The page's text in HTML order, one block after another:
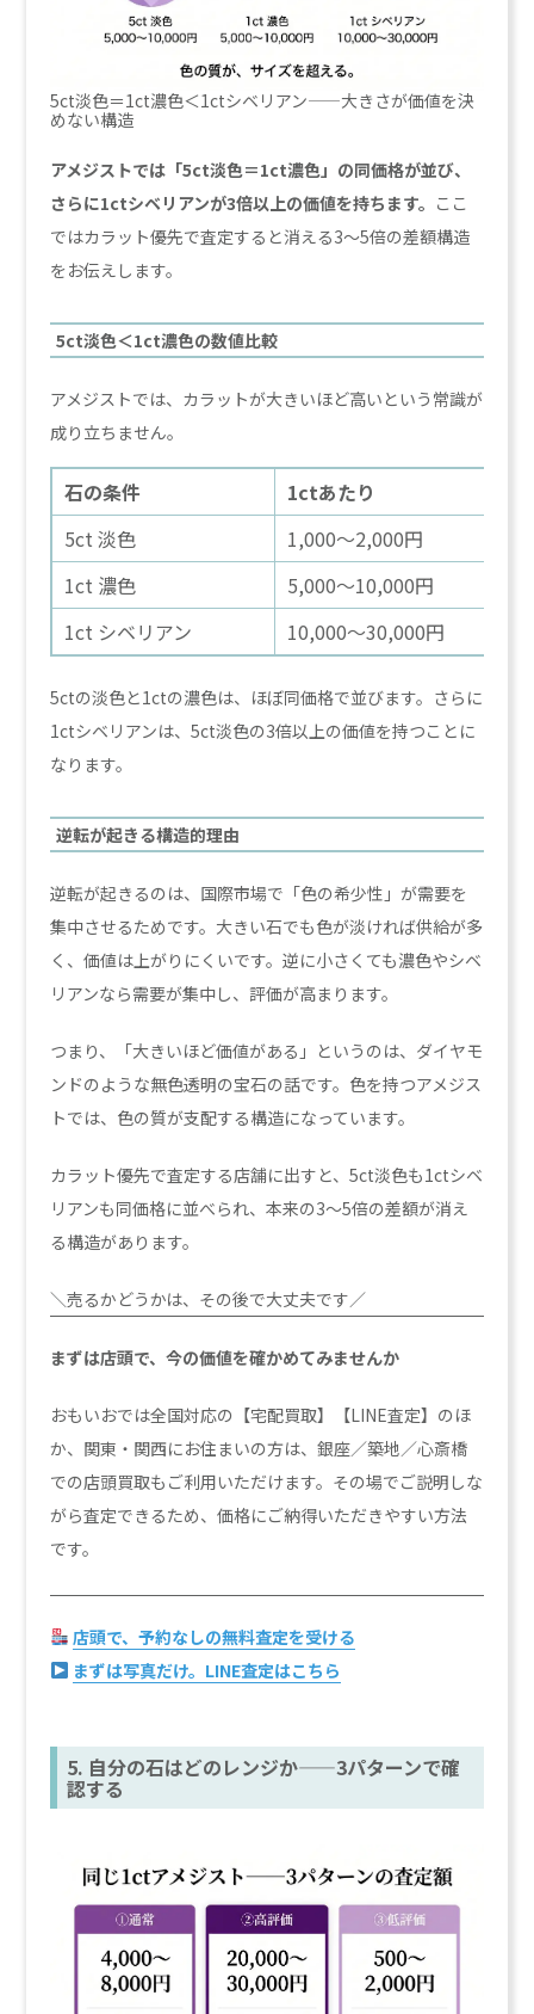
5ct淡色＝1ct濃色＜1ctシベリアン——大きさが価値を決
めない構造
アメジストでは「5ct淡色＝1ct濃色」の同価格が並び、
さらに1ctシベリアンが3倍以上の価値を持ちます。 ここ
ではカラット優先で査定すると消える3〜5倍の差額構造
をお伝えします。
5ct淡色＜1ct濃色の数値比較
アメジストでは、カラットが大きいほど高いという常識が
成り立ちません。
石の条件
1ctあたり
5ct 淡色
1,000〜2,000円
1ct 濃色
5,000〜10,000円
1ct シベリアン
10,000〜30,000円
5ctの淡色と1ctの濃色は、ほぼ同価格で並びます。さらに
1ctシベリアンは、5ct淡色の3倍以上の価値を持つことに
なります。
逆転が起きる構造的理由
逆転が起きるのは、国際市場で「色の希少性」が需要を
集中させるためです。大きい石でも色が淡ければ供給が多
く、価値は上がりにくいです。逆に小さくても濃色やシベ
リアンなら需要が集中し、評価が高まります。
つまり、「大きいほど価値がある」というのは、ダイヤモ
ンドのような無色透明の宝石の話です。色を持つアメジス
トでは、色の質が支配する構造になっています。
カラット優先で査定する店舗に出すと、5ct淡色も1ctシベ
リアンも同価格に並べられ、本来の3〜5倍の差額が消え
る構造があります。
＼売るかどうかは、その後で大丈夫です／
まずは店頭で、今の価値を確かめてみませんか
おもいおでは全国対応の【宅配買取】【LINE査定】のほ
か、関東・関西にお住まいの方は、銀座／築地／心斎橋
での店頭買取もご利用いただけます。その場でご説明しな
がら査定できるため、価格にご納得いただきやすい方法
です。
店頭で、予約なしの無料査定を受ける
まずは写真だけ。LINE査定はこちら
5. 自分の石はどのレンジか——3パターンで確
認する